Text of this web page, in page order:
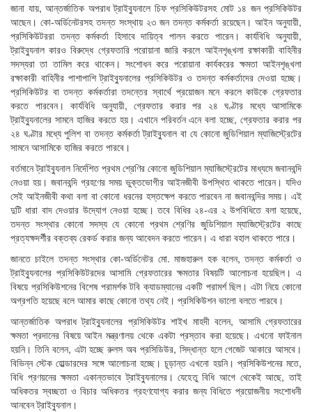
জানা যায়, আন্তর্জাতিক অপরাধ ট্রাইব্যুনালে চিফ প্রসিকিউটরসহ মোট ১৪ জন প্রসিকিউটর
আছেন। কো-অর্ডিনেটরসহ তদন্ত সংস্থায় ২৩ জন তদন্ত কর্মকর্তা রয়েছেন। আইন অনুযায়ী,
প্রসিকিউটররা তদন্ত কর্মকর্তা হিসাবে দায়িত্ব পালন করতে পারেন। কার্যবিধি অনুযায়ী,
ট্রাইব্যুনাল কারও বিরুদ্ধে গ্রেফতারি পরোয়ানা জারি করলে আইনশৃঙ্খলা রক্ষাকারী বাহিনীর
সদস্যরা তা তামিল করে থাকেন। সংশোধন করে পরোয়ানা কার্যকরের ক্ষমতা আইনশৃঙ্খলা
রক্ষাকারী বাহিনীর পাশাপাশি ট্রাইব্যুনালের প্রসিকিউটর ও তদন্ত কর্মকর্তাদের দেওয়া হচ্ছে।
প্রসিকিউটর বা তদন্ত কর্মকর্তারা তদন্তের স্বার্থে প্রয়োজন মনে করলে কাউকে গ্রেফতার
করতে পারবেন। কার্যবিধি অনুযায়ী, গ্রেফতার করার পর ২৪ ঘণ্টার মধ্যে আসামিকে
ট্রাইব্যুনালের সামনে হাজির করতে হয়। এখানে পরিবর্তন এনে বলা হচ্ছে, গ্রেফতার করার পর
২৪ ঘণ্টার মধ্যে পুলিশ বা তদন্ত কর্মকর্তা ট্রাইব্যুনাল বা যে কোনো জুডিশিয়াল ম্যাজিস্ট্রেটের
সামনে আসামিকে হাজির করতে পারবে।
বর্তমানে ট্রাইব্যুনাল নির্দেশিত প্রথম শ্রেণির কোনো জুডিশিয়াল ম্যাজিস্ট্রেটের মাধ্যমে জবানবন্দি
নেওয়া হয়। জবানবন্দি গ্রহণের সময় ভুক্তভোগীর আইনজীবী উপস্থিত থাকতে পারেন। যদিও
সেই আইনজীবী কথা বলা বা কোনো ধরনের হস্তক্ষেপ করতে পারবেন না জবানবন্দির সময়। এই
দুটি ধারা বাদ দেওয়ার উদ্যোগ নেওয়া হচ্ছে। তবে বিধির ২৪-এর ২ উপবিধিতে বলা হয়েছে,
তদন্ত সংস্থার কোনো সদস্য যে কোনো প্রথম শ্রেণির জুডিশিয়াল ম্যাজিস্ট্রেটের কাছে
প্রত্যক্ষদর্শীর বক্তব্য রেকর্ড করার জন্য আবেদন করতে পারেন। এ ধারা বহাল থাকতে পারে।
জানতে চাইলে তদন্ত সংস্থার কো-অর্ডিনেটর মো. মাজহারুল হক বলেন, তদন্ত কর্মকর্তা ও
ট্রাইব্যুনালের প্রসিকিউটরদের আসামি গ্রেফতারের ক্ষমতার বিষয়টি আলোচনা হয়েছিল। এ
বিষয়ে প্রসিকিউশনের বিশেষ পরামর্শক টবি ক্যাডম্যানের একটি পরামর্শ ছিল। এটা নিয়ে কোনো
অগ্রগতি হয়েছে বলে আমার কাছে কোনো তথ্য নেই। প্রসিকিউশন ভালো বলতে পারবে।
আন্তর্জাতিক অপরাধ ট্রাইব্যুনালের প্রসিকিউটর শাইখ মাহদী বলেন, আসামি গ্রেফতারের
ক্ষমতা প্রদানের বিষয়ে আইন মন্ত্রণালয় থেকে একটা প্রস্তাব করা হয়েছে। এখনো ফাইনাল
হয়নি। তিনি বলেন, এটা হচ্ছে রুলস অব প্রসিডিউর, সিদ্ধান্ত হলে গেজেট আকারে আসবে।
বিভিন্ন স্টেক হোল্ডারদের সঙ্গে আলোচনা হচ্ছে। চূড়ান্ত এখনো হয়নি। প্রসিকিউশনের মতে,
বিধি প্রণয়নের ক্ষমতা একান্তভাবে ট্রাইব্যুনালের। যেহেতু বিধি আগে থেকেই আছে, তাই
অধিকতর স্বচ্ছতা ও বিচার অধিকতর গ্রহণযোগ্য করার জন্য বিধিতে প্রয়োজনীয় সংশোধনী
আনবেন ট্রাইব্যুনাল।